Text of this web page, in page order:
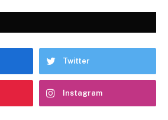
Twitter
Instagram